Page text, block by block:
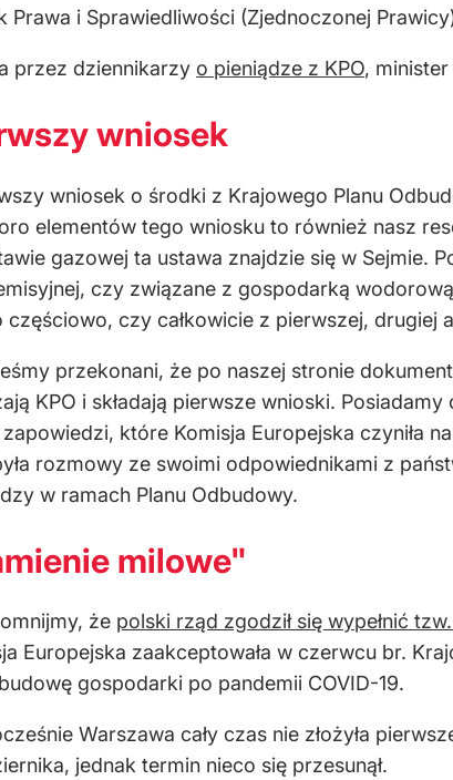
Prawa i Sprawiedliwości (Zjednoczonej
przez dziennikarzy o pieniądze z KPO,
wniosek
wniosek o środki z Krajowego Planu
elementów tego wniosku to również nasz
gazowej ta ustawa znajdzie się w Sejmie.
czy związane z gospodarką
częściowo, czy całkowicie z pierwszej, drugiej
przekonani, że po naszej stronie
KPO i składają pierwsze wnioski.
które Komisja Europejska czyniła
rozmowy ze swoimi odpowiednikami z
w ramach Planu Odbudowy.
milowe"
że polski rząd zgodził się wypełnić
Europejska zaakceptowała w czerwcu br.
gospodarki po pandemii COVID-19.
Warszawa cały czas nie złożyła
jednak termin nieco się przesunął.